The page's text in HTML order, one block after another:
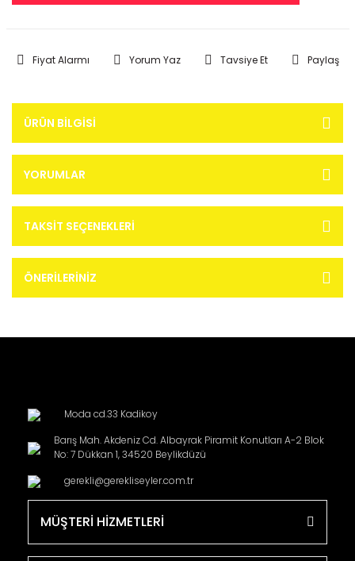
Fiyat Alarmı Yorum Yaz Tavsiye Et Paylaş
ÜRÜN BILGISI
YORUMLAR
TAKSIT SEÇENEKLERI
ÖNERILERINIZ
Moda cd.33 Kadikoy
Barış Mah. Akdeniz Cd. Albayrak Piramit Konutları A-2 Blok
No: 7 Dükkan 1, 34520 Beylikdüzü
gerekli@gerekliseyler.com.tr
MÜŞTERİ HİZMETLERİ